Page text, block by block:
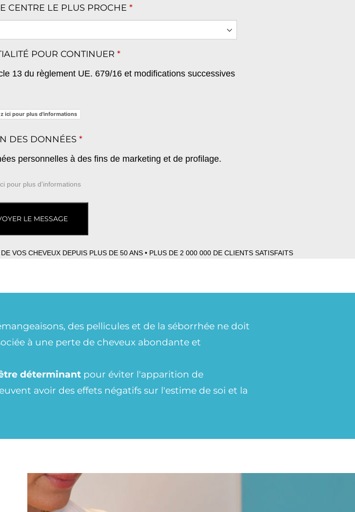
CENTRE LE PLUS PROCHE *
POUR CONTINUER *
13 du règlement UE. 679/16 et modifications successives
ici pour plus d'informations
DES DONNÉES *
personnelles à des fins de marketing et de profilage.
pour plus d'informations
LE MESSAGE
VOS CHEVEUX DEPUIS PLUS DE 50 ANS • PLUS DE 2 000 000 DE CLIENTS SATISFAITS
des pellicules et de la séborrhée ne doit
à une perte de cheveux abondante et
déterminant pour éviter l'apparition de
avoir des effets négatifs sur l'estime de soi et la